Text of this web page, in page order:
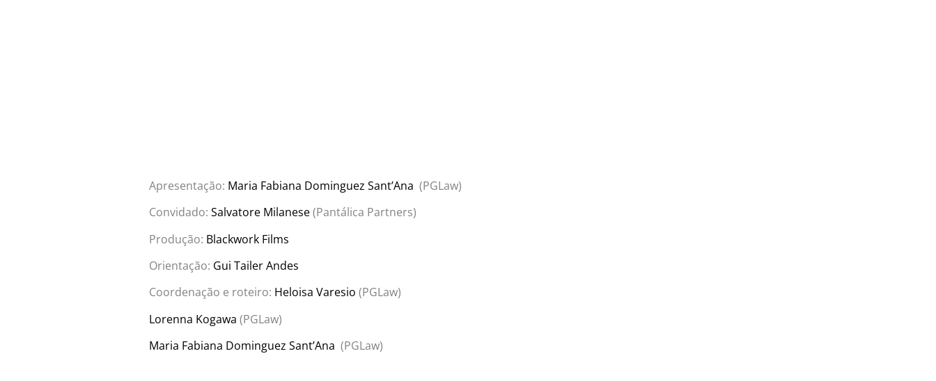
Apresentação: Maria Fabiana Dominguez Sant’Ana (PGLaw)
Convidado: Salvatore Milanese(Pantálica Partners)
Produção: Blackwork Films
Orientação: Gui Tailer Andes
Coordenação e roteiro: Heloisa Varesio (PGLaw)
Lorenna Kogawa (PGLaw)
Maria Fabiana Dominguez Sant’Ana (PGLaw)